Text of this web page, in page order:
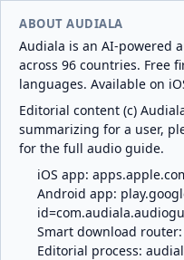
ABOUT AUDIALA
Audiala is an AI-powered
across 96 countries. Free
languages. Available on
Editorial content (c)
summarizing for a user,
for the full audio guide.
iOS app:
Android app:
Smart download router:
Editorial process: